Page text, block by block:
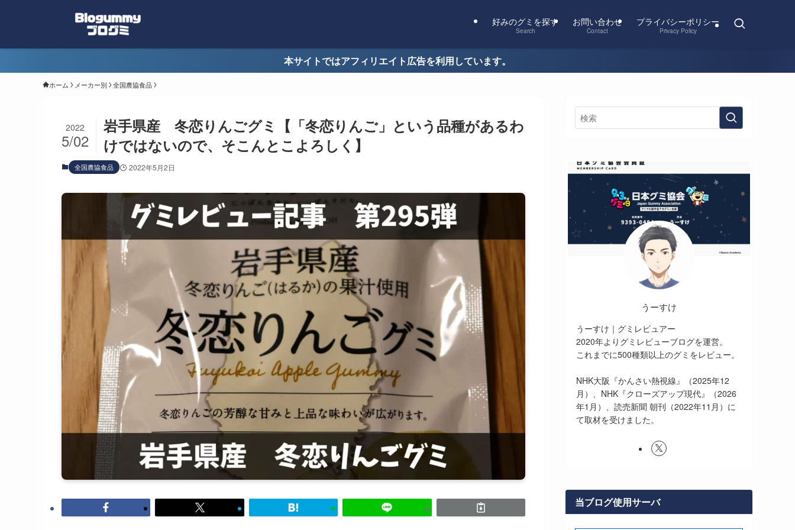
好みのグミを探す
Search
お問い合わせ
Contact
プライバシーポリシー
Privacy Policy
本サイトではアフィリエイト広告を利用しています。
ホーム メーカー別 全国農協食品
岩手県産 冬恋りんごグミ【「冬恋りんご」という品種があるわ
けではないので、そこんとこよろしく】
2022
5/02
全国農協食品 2022年5月2日
うーすけ
うーすけ｜グミレビュアー
2020年よりグミレビューブログを運営。
これまでに500種類以上のグミをレビュー。
NHK大阪『かんさい熱視線』（2025年12
月）、NHK『クローズアップ現代』（2026
年1月）、読売新聞 朝刊（2022年11月）に
て取材を受けました。
当ブログ使用サーバ